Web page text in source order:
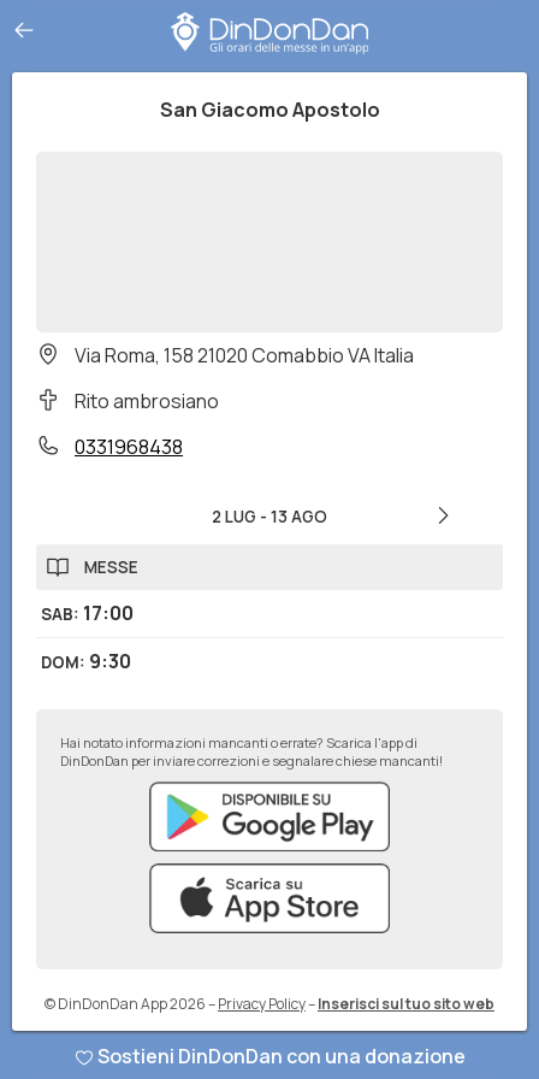
San Giacomo Apostolo
Via Roma, 158 21020 Comabbio VA Italia
Rito ambrosiano
0331968438
2 LUG - 13 AGO
MESSE
SAB: 17:00
DOM: 9:30
Hai notato informazioni mancanti o errate? Scarica l'app di
DinDonDan per inviare correzioni e segnalare chiese mancanti!
© DinDonDan App 2026–Privacy Policy–Inserisci sul tuo sito web
Sostieni DinDonDan con una donazione